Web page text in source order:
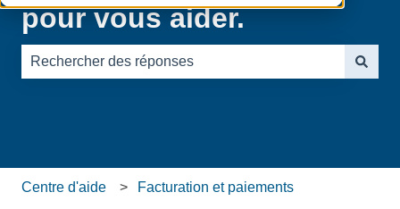
pour vous aider.
Centre d'aide Facturation et paiements